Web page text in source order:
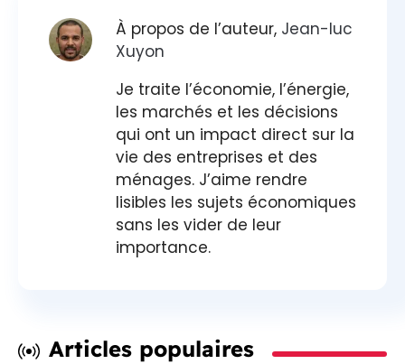
À propos de l’auteur, Jean-luc
Xuyon
Je traite l’économie, l’énergie,
les marchés et les décisions
qui ont un impact direct sur la
vie des entreprises et des
ménages. J’aime rendre
lisibles les sujets économiques
sans les vider de leur
importance.
Articles populaires